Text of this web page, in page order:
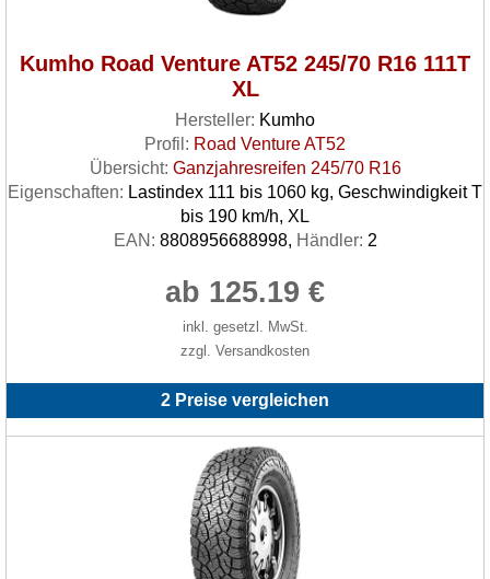
Kumho Road Venture AT52 245/70 R16 111T
XL
Hersteller: Kumho
Profil: Road Venture AT52
Übersicht: Ganzjahresreifen 245/70 R16
Eigenschaften: Lastindex 111 bis 1060 kg, Geschwindigkeit T
bis 190 km/h, XL
EAN: 8808956688998, Händler: 2
ab 125.19 €
inkl. gesetzl. MwSt.
zzgl. Versandkosten
2 Preise vergleichen